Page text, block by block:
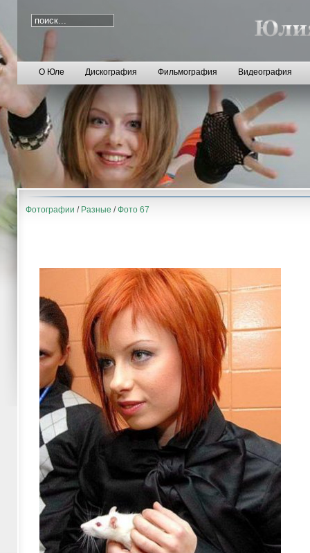
О Юле Дискография Фильмография Видеография
Фотографии / Разные /Фото 67